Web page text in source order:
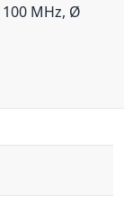
100 MHz, Ø